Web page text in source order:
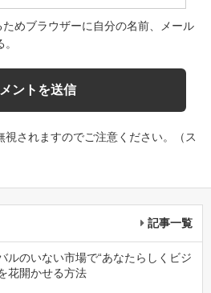
めブラウザーに自分の名前、メール
視されますのでご注意ください。（ス
記事一覧
ルのいない市場で“あなたらしくビジ
花開かせる方法